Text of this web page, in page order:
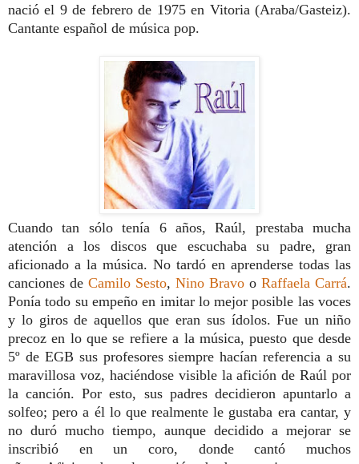
nació el 9 de febrero de 1975 en Vitoria (Araba/Gasteiz).
Cantante español de música pop.
Cuando tan sólo tenía 6 años, Raúl, prestaba mucha
atención a los discos que escuchaba su padre, gran
aficionado a la música. No tardó en aprenderse todas las
canciones de Camilo Sesto, Nino Bravo o Raffaela Carrá.
Ponía todo su empeño en imitar lo mejor posible las voces
y lo giros de aquellos que eran sus ídolos. Fue un niño
precoz en lo que se refiere a la música, puesto que desde
5º de EGB sus profesores siempre hacían referencia a su
maravillosa voz, haciéndose visible la afición de Raúl por
la canción. Por esto, sus padres decidieron apuntarlo a
solfeo; pero a él lo que realmente le gustaba era cantar, y
no duró mucho tiempo, aunque decidido a mejorar se
inscribió en un coro, donde cantó muchos